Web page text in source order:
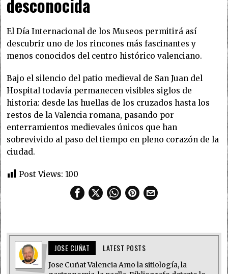
desconocida
El Día Internacional de los Museos permitirá así
descubrir uno de los rincones más fascinantes y
menos conocidos del centro histórico valenciano.
Bajo el silencio del patio medieval de San Juan del
Hospital todavía permanecen visibles siglos de
historia: desde las huellas de los cruzados hasta los
restos de la Valencia romana, pasando por
enterramientos medievales únicos que han
sobrevivido al paso del tiempo en pleno corazón de la
ciudad.
Post Views: 100
JOSE CUÑAT LATEST POSTS
Jose Cuñat Valencia Amo la sitiología, la